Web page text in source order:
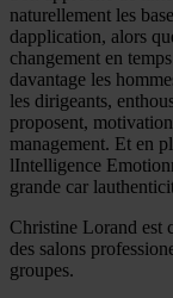
naturellement les
dapplication, alors
changement en
davantage les
les dirigeants,
proposent,
management. Et en
lIntelligence
grande car
Christine Lorand est
des salons
groupes.